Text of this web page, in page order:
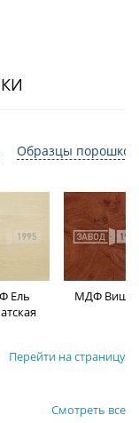
Образцы
Ель
МДФ
Перейти на страницу
Смотреть все